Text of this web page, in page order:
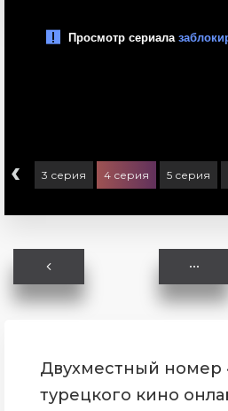
‹ 3 серия 4 серия 5 серия
Двухместный номер
турецкого кино